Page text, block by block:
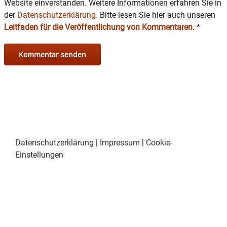
Website einverstanden. Weitere Informationen erfahren Sie in
der Datenschutzerklärung. Bitte lesen Sie hier auch unseren
Leitfaden für die Veröffentlichung von Kommentaren. *
Datenschutzerklärung | Impressum | Cookie-
Einstellungen